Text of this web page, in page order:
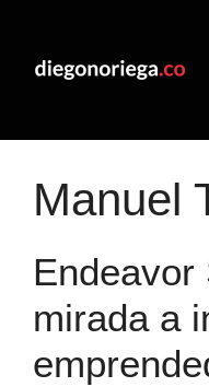
Manuel
Endeavor
mirada a